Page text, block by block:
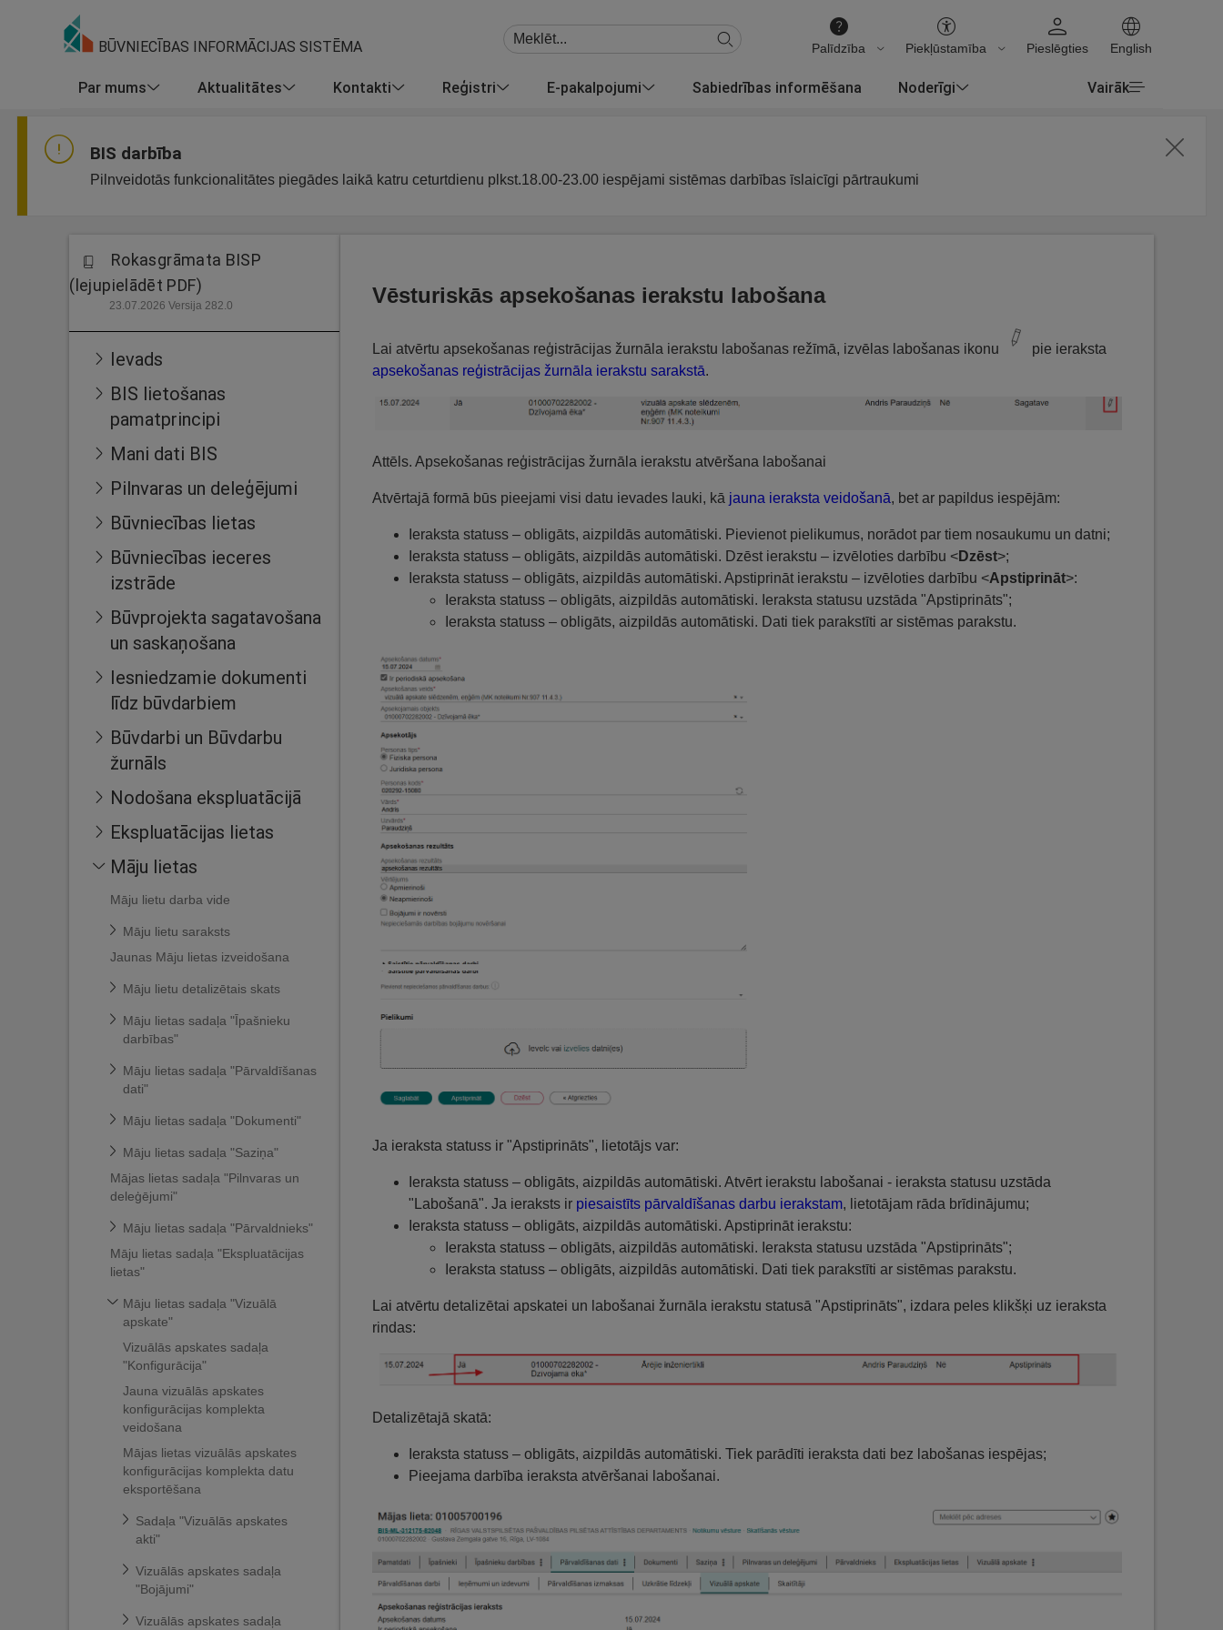
BŪVNIECĪBAS INFORMĀCIJAS SISTĒMA Palīdzība Piekļūstamība Pieslēgties English
Par mums Aktualitātes Kontakti Reģistri E-pakalpojumi Sabiedrības informēšana Noderīgi Vairāk
BIS darbība
Pilnveidotās funkcionalitātes piegādes laikā katru ceturtdienu plkst.18.00-23.00 iespējami sistēmas darbības īslaicīgi pārtraukumi
Rokasgrāmata BISP
(lejupielādēt PDF)
23.07.2026 Versija 282.0
Ievads
BIS lietošanas
pamatprincipi
Mani dati BIS
Pilnvaras un deleģējumi
Būvniecības lietas
Būvniecības ieceres
izstrāde
Būvprojekta sagatavošana
un saskaņošana
Iesniedzamie dokumenti
līdz būvdarbiem
Būvdarbi un Būvdarbu
žurnāls
Nodošana ekspluatācijā
Ekspluatācijas lietas
Māju lietas
Māju lietu darba vide
Māju lietu saraksts
Jaunas Māju lietas izveidošana
Māju lietu detalizētais skats
Māju lietas sadaļa "Īpašnieku
darbības"
Māju lietas sadaļa "Pārvaldīšanas
dati"
Māju lietas sadaļa "Dokumenti"
Māju lietas sadaļa "Saziņa"
Mājas lietas sadaļa "Pilnvaras un
deleģējumi"
Māju lietas sadaļa "Pārvaldnieks"
Māju lietas sadaļa "Ekspluatācijas
lietas"
Māju lietas sadaļa "Vizuālā
apskate"
Vizuālās apskates sadaļa
"Konfigurācija"
Jauna vizuālās apskates
konfigurācijas komplekta
veidošana
Mājas lietas vizuālās apskates
konfigurācijas komplekta datu
eksportēšana
Sadaļa "Vizuālās apskates
akti"
Vizuālās apskates sadaļa
"Bojājumi"
Vizuālās apskates sadaļa
Vēsturiskās apsekošanas ierakstu labošana
Lai atvērtu apsekošanas reģistrācijas žurnāla ierakstu labošanas režīmā, izvēlas labošanas ikonu
pie ieraksta
apsekošanas reģistrācijas žurnāla ierakstu sarakstā.
Attēls. Apsekošanas reģistrācijas žurnāla ierakstu atvēršana labošanai
Atvērtajā formā būs pieejami visi datu ievades lauki, kā jauna ieraksta veidošanā, bet ar papildus iespējām:
Ieraksta statuss – obligāts, aizpildās automātiski. Pievienot pielikumus, norādot par tiem nosaukumu un datni;
Ieraksta statuss – obligāts, aizpildās automātiski. Dzēst ierakstu – izvēloties darbību <Dzēst>;
Ieraksta statuss – obligāts, aizpildās automātiski. Apstiprināt ierakstu – izvēloties darbību <Apstiprināt>:
Ieraksta statuss – obligāts, aizpildās automātiski. Ieraksta statusu uzstāda "Apstiprināts";
Ieraksta statuss – obligāts, aizpildās automātiski. Dati tiek parakstīti ar sistēmas parakstu.
Ja ieraksta statuss ir "Apstiprināts", lietotājs var:
Ieraksta statuss – obligāts, aizpildās automātiski. Atvērt ierakstu labošanai - ieraksta statusu uzstāda
"Labošanā". Ja ieraksts ir piesaistīts pārvaldīšanas darbu ierakstam, lietotājam rāda brīdinājumu;
Ieraksta statuss – obligāts, aizpildās automātiski. Apstiprināt ierakstu:
Ieraksta statuss – obligāts, aizpildās automātiski. Ieraksta statusu uzstāda "Apstiprināts";
Ieraksta statuss – obligāts, aizpildās automātiski. Dati tiek parakstīti ar sistēmas parakstu.
Lai atvērtu detalizētai apskatei un labošanai žurnāla ierakstu statusā "Apstiprināts", izdara peles klikšķi uz ieraksta
rindas:
Detalizētajā skatā:
Ieraksta statuss – obligāts, aizpildās automātiski. Tiek parādīti ieraksta dati bez labošanas iespējas;
Pieejama darbība ieraksta atvēršanai labošanai.